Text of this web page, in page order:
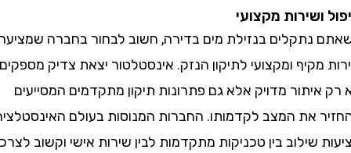
מקצועי
בנזילת מים בדירה, חשוב לבחור בחברה שמציעה
ומקצועי לתיקון הנזק. אינסטלטור יצאת צדיק מספקים
מדויק אלא גם פתרונות תיקון מתקדמים המסייעים
את המצב לקדמותו. החברות המנוסות בעולם האינסטלציה
שילוב בין טכניקות מתקדמות לבין שירות אישי וקשוב לצרכי